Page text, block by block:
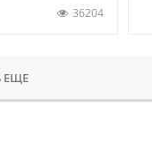
36204
ЕЩЕ